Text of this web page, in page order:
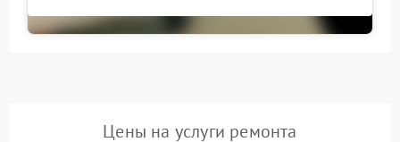
Цены на услуги ремонта